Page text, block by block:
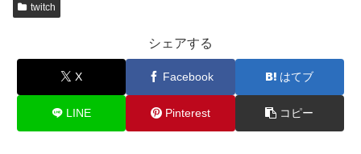
twitch
シェアする
X Facebook はてブ
LINE Pinterest コピー